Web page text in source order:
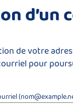
d’un
de votre
pour